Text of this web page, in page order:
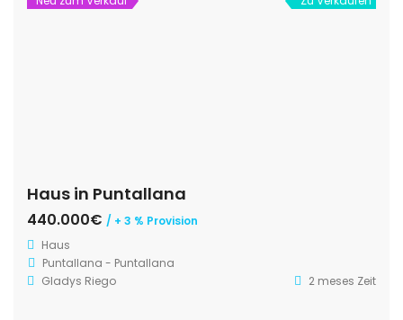
Haus in Puntallana
440.000€ / + 3 % Provision
Haus
Puntallana - Puntallana
Gladys Riego
2 meses Zeit